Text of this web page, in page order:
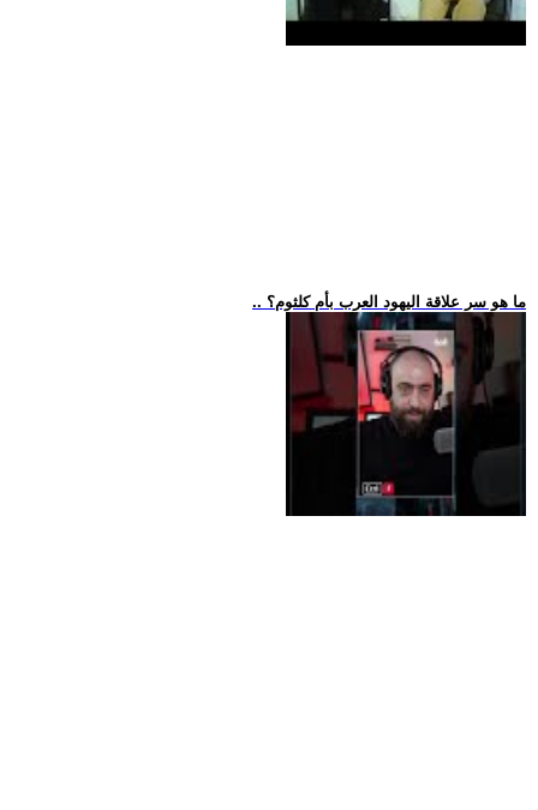
.. ما هو سر علاقة اليهود العرب بأم كلثوم؟